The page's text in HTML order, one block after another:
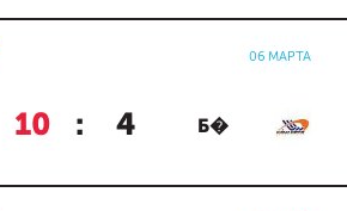
06 МАРТА
10 : 4 Б�